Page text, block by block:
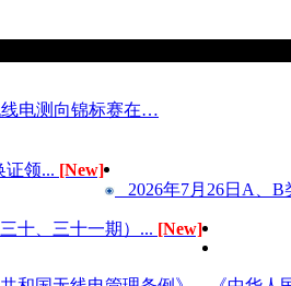
线电测向锦标赛在…
证领... [New]
2026年7月26日A、B
十、三十一期）... [New]